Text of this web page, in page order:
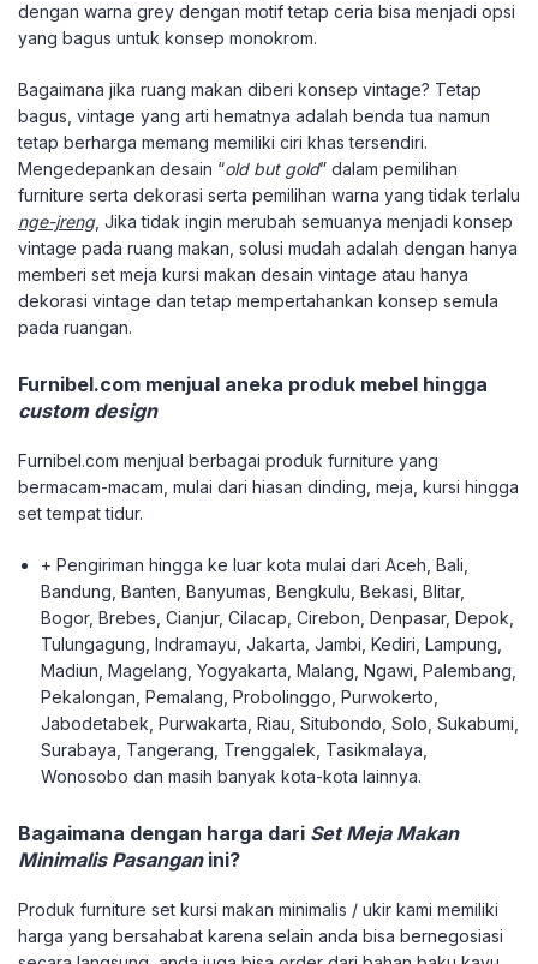
dengan warna grey dengan motif tetap ceria bisa menjadi opsi
yang bagus untuk konsep monokrom.
Bagaimana jika ruang makan diberi konsep vintage? Tetap
bagus, vintage yang arti hematnya adalah benda tua namun
tetap berharga memang memiliki ciri khas tersendiri.
Mengedepankan desain “old but gold” dalam pemilihan
furniture serta dekorasi serta pemilihan warna yang tidak terlalu
nge-jreng, Jika tidak ingin merubah semuanya menjadi konsep
vintage pada ruang makan, solusi mudah adalah dengan hanya
memberi set meja kursi makan desain vintage atau hanya
dekorasi vintage dan tetap mempertahankan konsep semula
pada ruangan.
Furnibel.com menjual aneka produk mebel hingga
custom design
Furnibel.com menjual berbagai produk furniture yang
bermacam-macam, mulai dari hiasan dinding, meja, kursi hingga
set tempat tidur.
+ Pengiriman hingga ke luar kota mulai dari Aceh, Bali,
Bandung, Banten, Banyumas, Bengkulu, Bekasi, Blitar,
Bogor, Brebes, Cianjur, Cilacap, Cirebon, Denpasar, Depok,
Tulungagung, Indramayu, Jakarta, Jambi, Kediri, Lampung,
Madiun, Magelang, Yogyakarta, Malang, Ngawi, Palembang,
Pekalongan, Pemalang, Probolinggo, Purwokerto,
Jabodetabek, Purwakarta, Riau, Situbondo, Solo, Sukabumi,
Surabaya, Tangerang, Trenggalek, Tasikmalaya,
Wonosobo dan masih banyak kota-kota lainnya.
Bagaimana dengan harga dari Set Meja Makan
Minimalis Pasanganini?
Produk furniture set kursi makan minimalis / ukir kami memiliki
harga yang bersahabat karena selain anda bisa bernegosiasi